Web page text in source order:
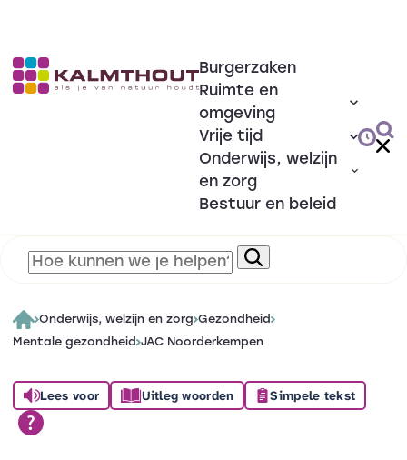
Burgerzaken
Ruimte en
omgeving
Vrije tijd
Onderwijs, welzijn
en zorg
Bestuur en beleid
Onderwijs, welzijn en zorg Gezondheid
Mentale gezondheid JAC Noorderkempen
Lees voor Uitleg woorden Simpele tekst